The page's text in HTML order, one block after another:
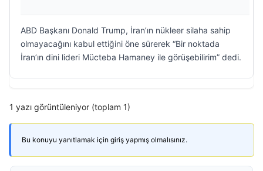
ABD Başkanı Donald Trump, İran’ın nükleer silaha sahip
olmayacağını kabul ettiğini öne sürerek “Bir noktada
İran’ın dini lideri Mücteba Hamaney ile görüşebilirim” dedi.
1 yazı görüntüleniyor (toplam 1)
Bu konuyu yanıtlamak için giriş yapmış olmalısınız.